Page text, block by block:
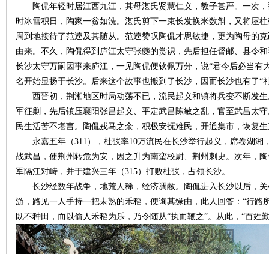
陶侃年轻时居江西九江，其母湛氏贤慧仁义，教子甚严。一次，
时冰雪积日，陶家一贫如洗。湛氏剪下一束长发换米数斛，又将屋
周到地接待了范逵及其随从。范逵赞叹陶侃才思敏捷，更为陶母的
由来。不久，陶侃得到庐江太守张夔的赏识，先后担任督邮、县令
长沙太守万嗣因事来庐江，一见陶侃便钦佩万分，说“君今后必当有
名开始显扬于长沙。后来这个故事也搬到了长沙，因而长沙也有了“
西晋初，荆湘地区时局动荡不已，流民起义和镇将兵变不断发生
军征剿，先后镇压襄阳张昌起义、平定武昌陈敏之乱，官至武昌太
民生活苦不堪言。陶侃戎马之余，积极安抚难民，开通集市，恢复
永嘉五年（311），杜弢率10万流民在长沙举行起义，席卷湖湘
战武昌，使荆州转危为安，因之升为南蛮校尉、荆州刺史。次年，
军隔江对峙，并于建兴三年（315）打败杜弢，占领长沙。
长沙经数年战争，地荒人稀，经济凋敝。陶侃进入长沙以后，关
游，路见一人手持一把未熟的禾稻，便询其缘由，此人回答：“行路
既不种田，而以偷人禾稻为乐，乃令随从“执而鞭之”。从此，“百姓